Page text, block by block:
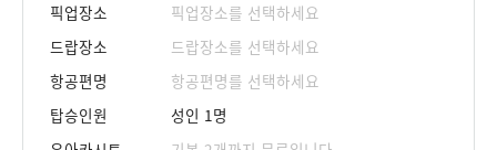
픽업장소
픽업장소를 선택하세요
드랍장소
드랍장소를 선택하세요
항공편명
항공편명를 선택하세요
탑승인원
성인 1명